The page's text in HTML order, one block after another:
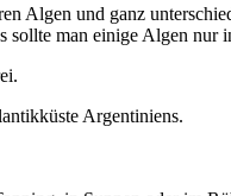
Algen und ganz
sollte man einige Algen nur
Argentiniens.